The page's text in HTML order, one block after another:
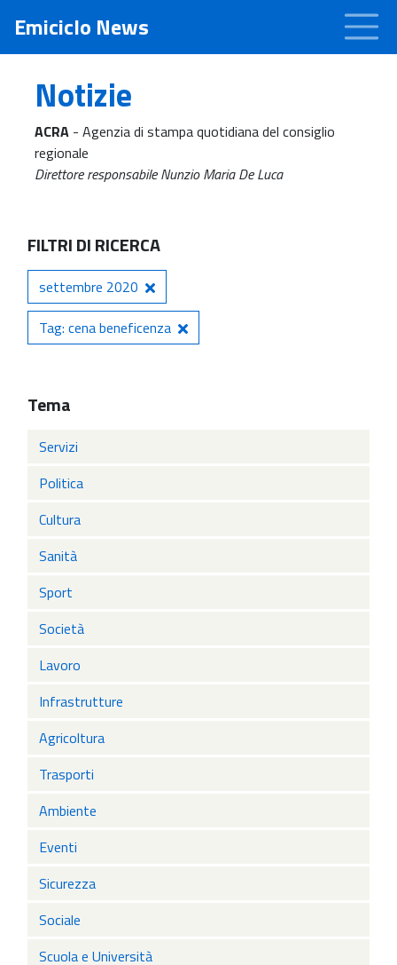
Emiciclo News
Notizie
ACRA - Agenzia di stampa quotidiana del consiglio
regionale
Direttore responsabile Nunzio Maria De Luca
FILTRI DI RICERCA
settembre 2020
Tag: cena beneficenza
Tema
Servizi
Politica
Cultura
Sanità
Sport
Società
Lavoro
Infrastrutture
Agricoltura
Trasporti
Ambiente
Eventi
Sicurezza
Sociale
Scuola e Università